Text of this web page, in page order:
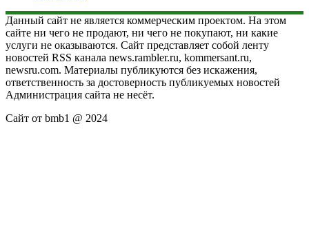
Данный сайт не является коммерческим проектом. На этом
сайте ни чего не продают, ни чего не покупают, ни какие
услуги не оказываются. Сайт представляет собой ленту
новостей RSS канала news.rambler.ru, kommersant.ru,
newsru.com. Материалы публикуются без искажения,
ответственность за достоверность публикуемых новостей
Администрация сайта не несёт.
Сайт от bmb1 @ 2024